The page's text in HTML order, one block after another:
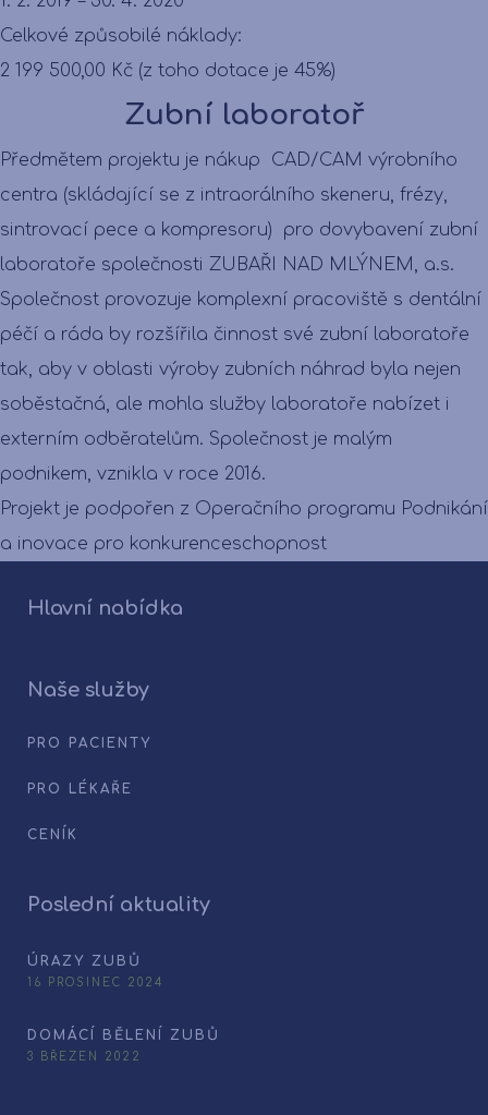
Celkové způsobilé náklady:
2 199 500,00 Kč (z toho dotace je 45%)
Zubní laboratoř
Předmětem projektu je nákup CAD/CAM výrobního
centra (skládající se z intraorálního skeneru, frézy,
sintrovací pece a kompresoru) pro dovybavení zubní
laboratoře společnosti ZUBAŘI NAD MLÝNEM, a.s.
Společnost provozuje komplexní pracoviště s dentální
péčí a ráda by rozšířila činnost své zubní laboratoře
tak, aby v oblasti výroby zubních náhrad byla nejen
soběstačná, ale mohla služby laboratoře nabízet i
externím odběratelům. Společnost je malým
podnikem, vznikla v roce 2016.
Projekt je podpořen z Operačního programu Podnikání
a inovace pro konkurenceschopnost
Hlavní nabídka
Naše služby
PRO PACIENTY
PRO LÉKAŘE
CENÍK
Poslední aktuality
ÚRAZY ZUBŮ
16 PROSINEC 2024
DOMÁCÍ BĚLENÍ ZUBŮ
3 BŘEZEN 2022